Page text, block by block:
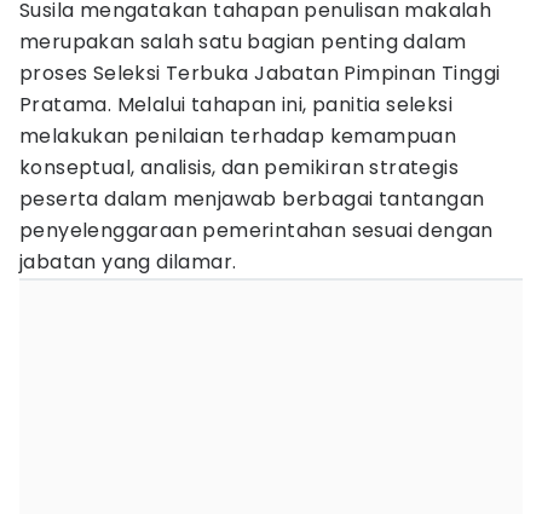
Susila mengatakan tahapan penulisan makalah
merupakan salah satu bagian penting dalam
proses Seleksi Terbuka Jabatan Pimpinan Tinggi
Pratama. Melalui tahapan ini, panitia seleksi
melakukan penilaian terhadap kemampuan
konseptual, analisis, dan pemikiran strategis
peserta dalam menjawab berbagai tantangan
penyelenggaraan pemerintahan sesuai dengan
jabatan yang dilamar.